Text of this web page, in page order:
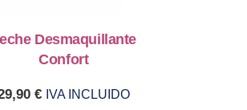
Desmaquillante
Confort
€ IVA INCLUIDO